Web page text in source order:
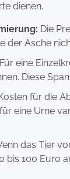
dienen.
Die
der Asche
Für eine
Diese
für die
eine Urne
das Tier
bis 100 Euro